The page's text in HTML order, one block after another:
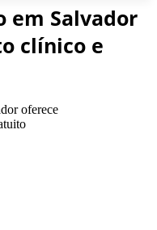
em Salvador
clínico e